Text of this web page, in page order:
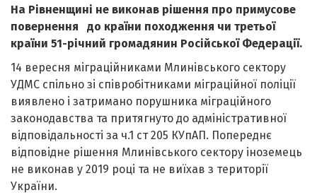
На Рівненщині не виконав рішення про примусове
повернення до країни походження чи третьої
країни 51-річний громадянин Російської Федерації.
14 вересня міграційниками Млинівського сектору
УДМС спільно зі співробітниками міграційної поліції
виявлено і затримано порушника міграційного
законодавства та притягнуто до адміністративної
відповідальності за ч.1 ст 205 КУпАП. Попереднє
відповідне рішення Млинівського сектору іноземець
не виконав у 2019 році та не виїхав з території
України.